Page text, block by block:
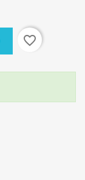
favorite_border